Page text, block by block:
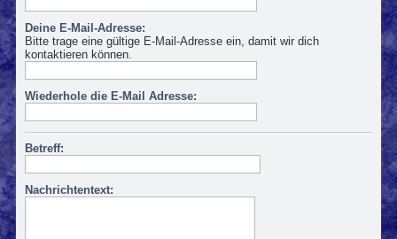
Deine E-Mail-Adresse:
Bitte trage eine gültige E-Mail-Adresse ein, damit wir dich
kontaktieren können.
Wiederhole die E-Mail Adresse:
Betreff:
Nachrichtentext: